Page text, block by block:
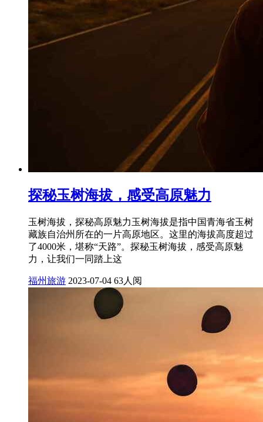
探秘玉树海拔，感受高原魅力
玉树海拔，探秘高原魅力玉树海拔是指中国青海省玉树
藏族自治州所在的一片高原地区。这里的海拔高度超过
了4000米，堪称“天路”。探秘玉树海拔，感受高原魅
力，让我们一同踏上这
福州旅游 2023-07-04 63人阅